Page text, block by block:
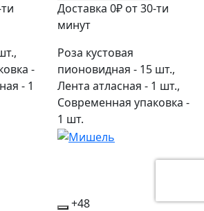
-
- 1
Доставка 0₽ от 30-ти
минут
Роза кустовая
пионовидная - 15 шт.,
Лента атласная - 1 шт.,
Современная упаковка -
1 шт.
+48